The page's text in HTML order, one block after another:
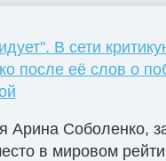
В сети
после её слов о
Арина Соболенко,
в мировом